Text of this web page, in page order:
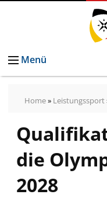
Menü
Home» Leistungssport
die
2028